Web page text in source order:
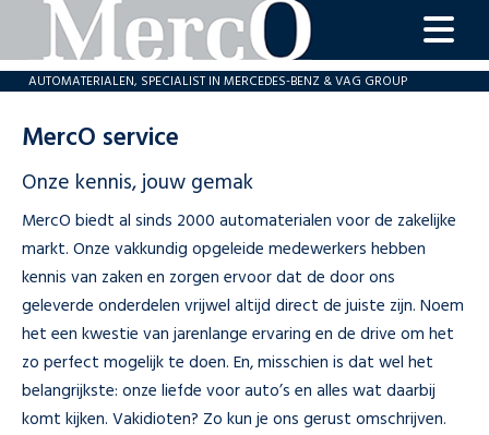
home
aanbiedingen
revisie
MercO
service
contact
AUTOMATERIALEN, SPECIALIST IN MERCEDES-BENZ & VAG GROUP
MercO service
Onze kennis, jouw gemak
MercO biedt al sinds 2000 automaterialen voor de zakelijke
markt. Onze vakkundig opgeleide medewerkers hebben
kennis van zaken en zorgen ervoor dat de door ons
geleverde onderdelen vrijwel altijd direct de juiste zijn. Noem
het een kwestie van jarenlange ervaring en de drive om het
zo perfect mogelijk te doen. En, misschien is dat wel het
belangrijkste: onze liefde voor auto’s en alles wat daarbij
komt kijken. Vakidioten? Zo kun je ons gerust omschrijven.